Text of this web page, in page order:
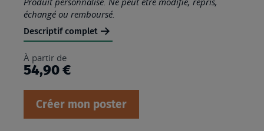
échangé ou remboursé.
Descriptif complet
À partir de
54,90 €
Créer mon poster